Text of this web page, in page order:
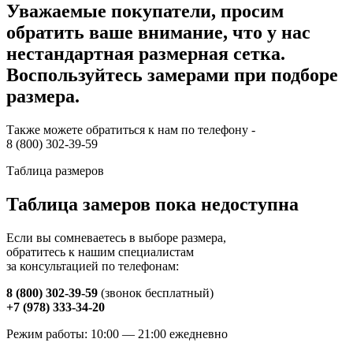
Уважаемые покупатели, просим
обратить ваше внимание, что у нас
нестандартная размерная сетка.
Воспользуйтесь замерами при подборе
размера.
Также можете обратиться к нам по телефону -
8 (800) 302-39-59
Таблица размеров
Таблица замеров пока недоступна
Если вы сомневаетесь в выборе размера,
обратитесь к нашим специалистам
за консультацией по телефонам:
8 (800) 302-39-59 (звонок бесплатный)
+7 (978) 333-34-20
Режим работы: 10:00 — 21:00 ежедневно